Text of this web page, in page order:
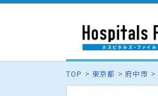
TOP 東京都 府中市